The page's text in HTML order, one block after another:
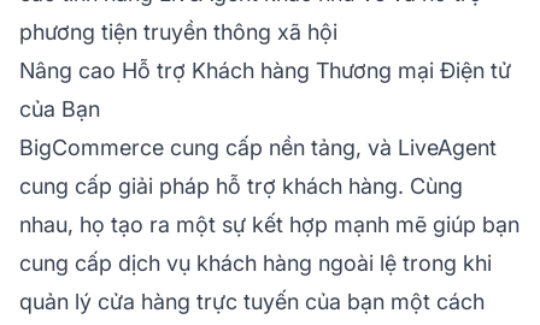
phương tiện truyền thông xã hội
Nâng cao Hỗ trợ Khách hàng Thương mại Điện tử
của Bạn
BigCommerce cung cấp nền tảng, và LiveAgent
cung cấp giải pháp hỗ trợ khách hàng. Cùng
nhau, họ tạo ra một sự kết hợp mạnh mẽ giúp bạn
cung cấp dịch vụ khách hàng ngoài lệ trong khi
quản lý cửa hàng trực tuyến của bạn một cách